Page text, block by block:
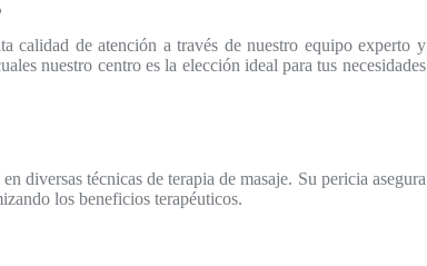
calidad de atención a través de nuestro equipo experto y
nuestro centro es la elección ideal para tus necesidades
diversas técnicas de terapia de masaje. Su pericia asegura
los beneficios terapéuticos.